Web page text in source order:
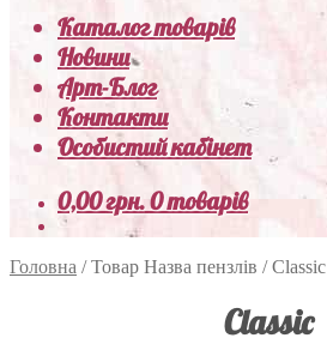
Каталог товарів
Новини
Арт-Блог
Контакти
Особистий кабінет
0,00грн.0 товарів
Головна /Товар Назва пензлів /Classic
Classic